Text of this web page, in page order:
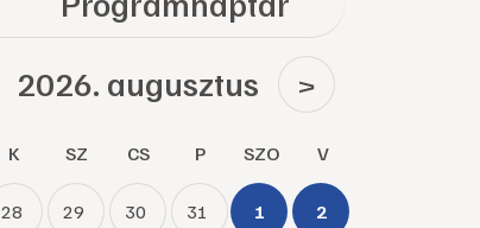
2026. augusztus >
K SZ CS P SZO V
28 29 30 31 1 2